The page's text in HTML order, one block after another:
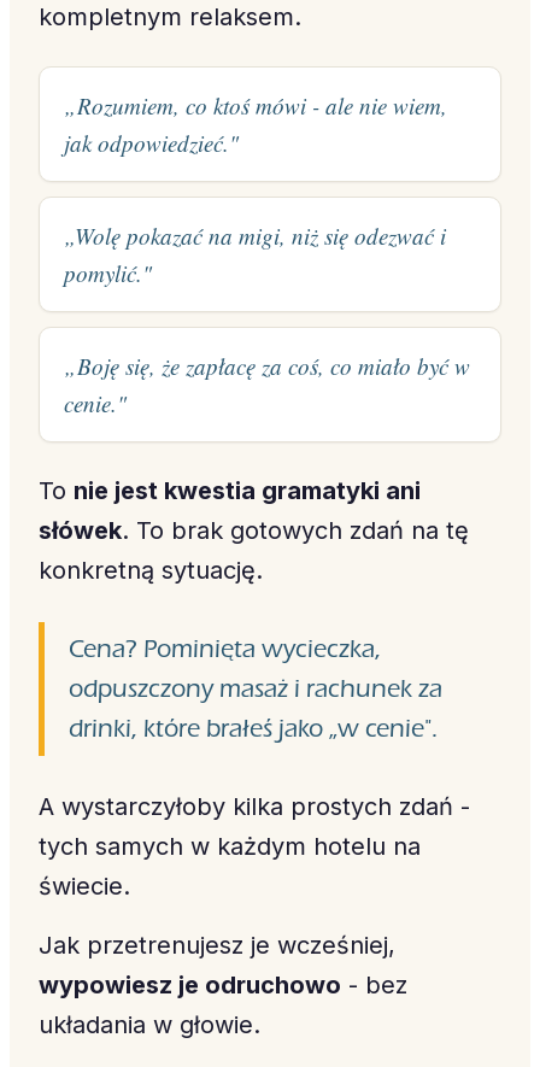
kompletnym relaksem.
„Rozumiem, co ktoś mówi - ale nie wiem,
jak odpowiedzieć."
„Wolę pokazać na migi, niż się odezwać i
pomylić."
„Boję się, że zapłacę za coś, co miało być w
cenie."
To nie jest kwestia gramatyki ani
słówek. To brak gotowych zdań na tę
konkretną sytuację.
Cena? Pominięta wycieczka,
odpuszczony masaż i rachunek za
drinki, które brałeś jako „w cenie".
A wystarczyłoby kilka prostych zdań -
tych samych w każdym hotelu na
świecie.
Jak przetrenujesz je wcześniej,
wypowiesz je odruchowo - bez
układania w głowie.